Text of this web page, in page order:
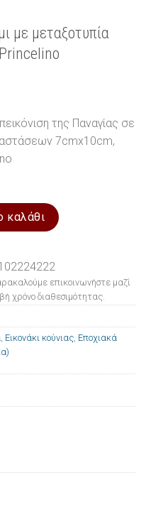
με μεταξοτυπία
της Παναγίας σε
7cmx10cm,
'Παναγία' ροζ
καλάθι
επικοινωνήστε μαζί
χρόνο διαθεσιμότητας.
Εικονάκι κούνιας Εποχιακά